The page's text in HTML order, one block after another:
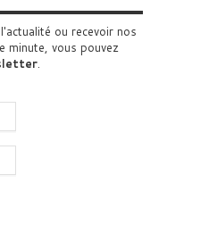
ou recevoir nos
minute, vous pouvez
.